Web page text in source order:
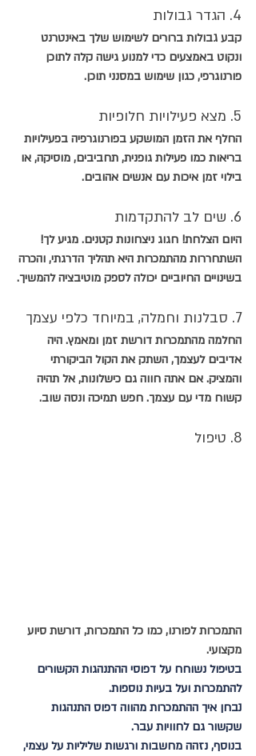
4. הגדר גבולות
קבע גבולות ברורים לשימוש שלך באינטרנט
ונקוט באמצעים כדי למנוע גישה קלה לתוכן
פורנוגרפי, כגון שימוש במסנני תוכן.
5. מצא פעילויות חלופיות
החלף את הזמן המושקע בפורנוגרפיה בפעילויות
בריאות כמו פעילות גופנית, תחביבים, מוסיקה, או
בילוי זמן איכות עם אנשים אהובים.
6. שים לב להתקדמות
היום הצלחת! חגוג ניצחונות קטנים. מגיע לך!
השתחררות מהתמכרות היא תהליך הדרגתי, והכרה
בשינויים החיוביים יכולה לספק מוטיבציה להמשיך.
7. סבלנות וחמלה, במיוחד כלפי עצמך
החלמה מהתמכרות דורשת זמן ומאמץ. היה
אדיבים לעצמך, השתק את הקול הביקורתי
והמציק. אם אתה חווה גם כישלונות, אל תהיה
קשוח מדי עם עצמך. חפש תמיכה ונסה שוב.
8. טיפול
התמכרות לפורנו, כמו כל התמכרות, דורשת סיוע
מקצועי.
בטיפול נשוחח על דפוסי ההתנהגות הקשורים
להתמכרות ועל בעיות נוספות.
נבחן איך ההתמכרות מהווה דפוס התנהגות
שקשור גם לחוויות עבר.
בנוסף, נזהה מחשבות ורגשות שליליות על עצמי,